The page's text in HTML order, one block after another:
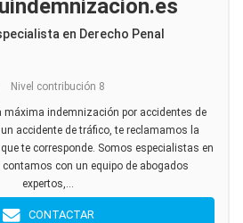
en Derecho Penal
Nivel contribución 8
máxima indemnización por accidentes de
accidente de tráfico, te reclamamos la
te corresponde. Somos especialistas en
con un equipo de abogados
expertos,...
CONTACTAR